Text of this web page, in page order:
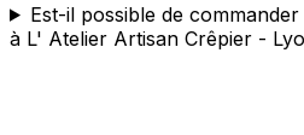
Est-il possible de
à L' Atelier Artisan Crêpier -